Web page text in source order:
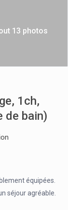
13 photos
1ch,
de bain)
équipées.
séjour agréable.